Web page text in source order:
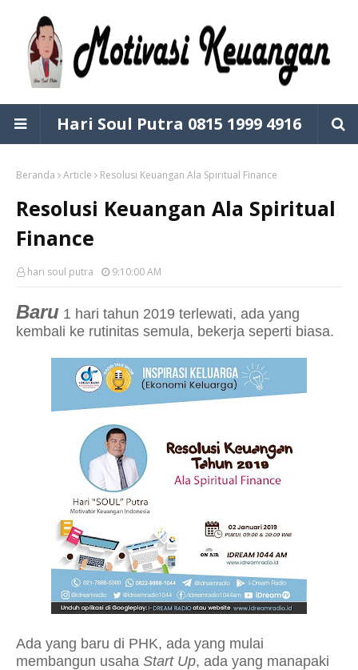
Hari Soul Putra 0815 1999 4916
Beranda Article Resolusi Keuangan Ala Spiritual Finance
Resolusi Keuangan Ala Spiritual
Finance
hari soul putra 9:10:00 AM
Baru 1 hari tahun 2019 terlewati, ada yang
kembali ke rutinitas semula, bekerja seperti biasa.
Ada yang baru di PHK, ada yang mulai
membangun usaha Start Up, ada yang manapaki